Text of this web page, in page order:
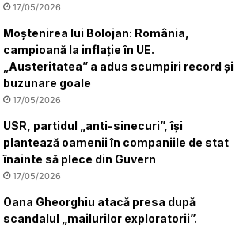
17/05/2026
Moștenirea lui Bolojan: România,
campioană la inflație în UE.
„Austeritatea” a adus scumpiri record și
buzunare goale
17/05/2026
USR, partidul „anti-sinecuri”, își
plantează oamenii în companiile de stat
înainte să plece din Guvern
17/05/2026
Oana Gheorghiu atacă presa după
scandalul „mailurilor exploratorii”.